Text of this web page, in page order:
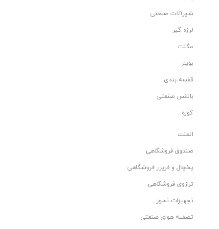
شیرآلات صنعتی
لرزه گیر
مگنت
بویلر
قفسه بندی
بالانس صنعتی
کوره
المنت
صندوق فروشگاهی
یخچال و فریزر فروشگاهی
ترازوی فروشگاهی
تجهیزات نسوز
تصفیه هوای صنعتی